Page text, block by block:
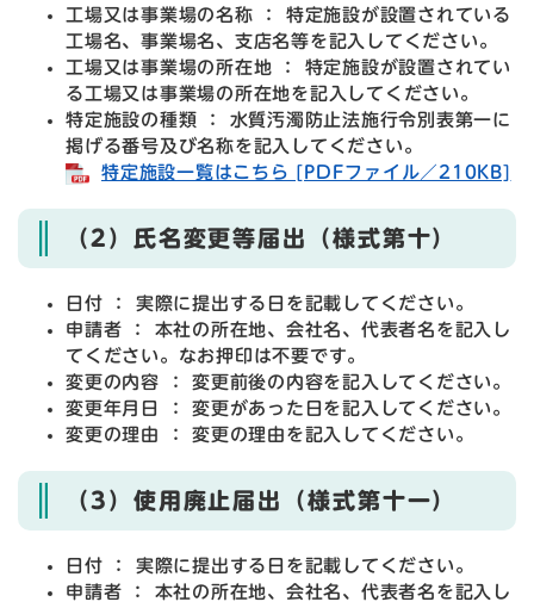
工場又は事業場の名称 ： 特定施設が設置されている
工場名、事業場名、支店名等を記入してください。
工場又は事業場の所在地 ： 特定施設が設置されてい
る工場又は事業場の所在地を記入してください。
特定施設の種類 ： 水質汚濁防止法施行令別表第一に
掲げる番号及び名称を記入してください。
特定施設一覧はこちら [PDFファイル／210KB]
（2）氏名変更等届出（様式第十）
日付 ： 実際に提出する日を記載してください。
申請者 ： 本社の所在地、会社名、代表者名を記入し
てください。なお押印は不要です。
変更の内容 ： 変更前後の内容を記入してください。
変更年月日 ： 変更があった日を記入してください。
変更の理由 ： 変更の理由を記入してください。
（3）使用廃止届出（様式第十一）
日付 ： 実際に提出する日を記載してください。
申請者 ： 本社の所在地、会社名、代表者名を記入し